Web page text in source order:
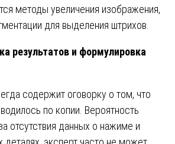
методы увеличения изображения,
для выделения штрихов.
результатов и формулировка
содержит оговорку о том, что
по копии. Вероятность
отсутствия данных о нажиме и